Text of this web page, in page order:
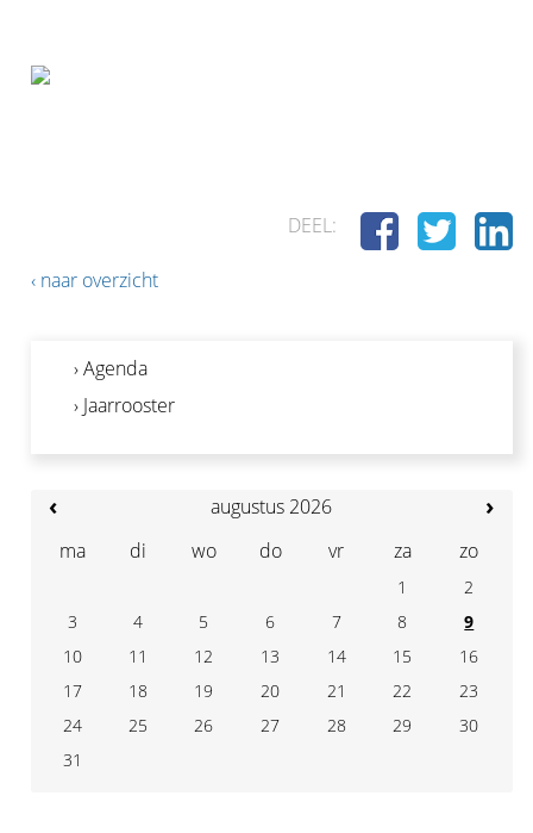
DEEL:
‹ naar overzicht
› Agenda
› Jaarrooster
‹ ›
augustus 2026
ma
di wo do vr za zo
1
2
3
4 5 6 7 8
9
10
11 12 13 14 15
16
17
18 19 20 21 22
23
24
25 26 27 28 29
30
31